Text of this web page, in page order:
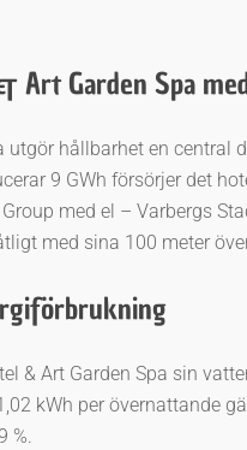
Art Garden Spa
utgör hållbarhet en
9 GWh försörjer det
med el – Varbergs
med sina 100 meter
& Art Garden Spa sin
kWh per övernattande
%.